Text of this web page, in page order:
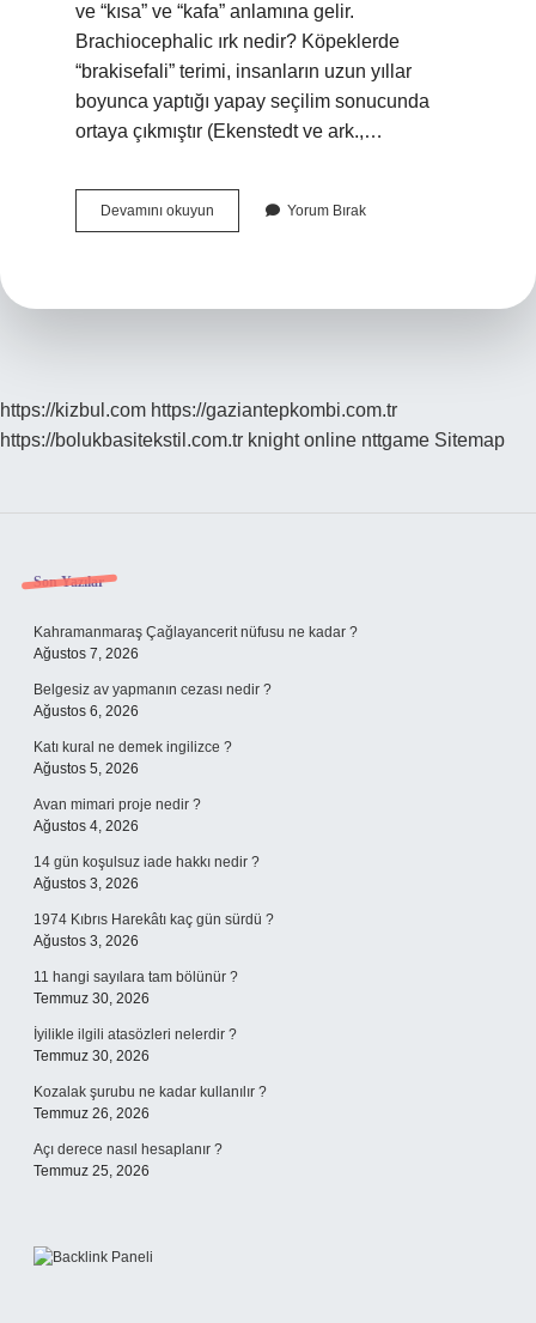
ve “kısa” ve “kafa” anlamına gelir.
Brachiocephalic ırk nedir? Köpeklerde
“brakisefali” terimi, insanların uzun yıllar
boyunca yaptığı yapay seçilim sonucunda
ortaya çıkmıştır (Ekenstedt ve ark.,…
Devamını okuyun Brakiosefalik
Nedir
Yorum Bırak
https://kizbul.com https://gaziantepkombi.com.tr
https://bolukbasitekstil.com.tr knight online nttgame Sitemap
Sidebar
Son Yazılar
Kahramanmaraş Çağlayancerit nüfusu ne kadar ?
Ağustos 7, 2026
Belgesiz av yapmanın cezası nedir ?
Ağustos 6, 2026
Katı kural ne demek ingilizce ?
Ağustos 5, 2026
Avan mimari proje nedir ?
Ağustos 4, 2026
14 gün koşulsuz iade hakkı nedir ?
Ağustos 3, 2026
1974 Kıbrıs Harekâtı kaç gün sürdü ?
Ağustos 3, 2026
11 hangi sayılara tam bölünür ?
Temmuz 30, 2026
İyilikle ilgili atasözleri nelerdir ?
Temmuz 30, 2026
Kozalak şurubu ne kadar kullanılır ?
Temmuz 26, 2026
Açı derece nasıl hesaplanır ?
Temmuz 25, 2026